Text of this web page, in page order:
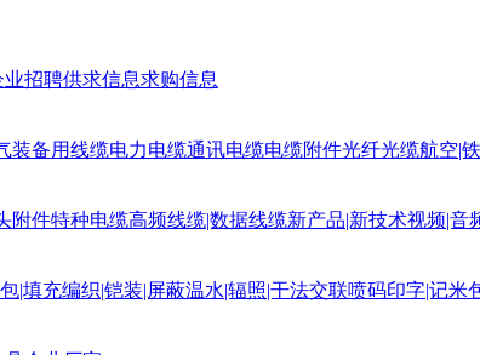
业招聘供求信息求购信息
装备用线缆电力电缆通讯电缆电缆附件光纤光缆航空|
附件特种电缆高频线缆|数据线缆新产品|新技术视频|音
|填充编织|铠装|屏蔽温水|辐照|干法交联喷码印字|记米